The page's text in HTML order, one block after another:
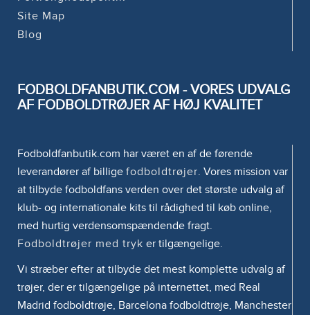
Site Map
Blog
FODBOLDFANBUTIK.COM - VORES UDVALG
AF FODBOLDTRØJER AF HØJ KVALITET
Fodboldfanbutik.com har været en af de førende
leverandører af billige fodboldtrøjer. Vores mission var
at tilbyde fodboldfans verden over det største udvalg af
klub- og internationale kits til rådighed til køb online,
med hurtig verdensomspændende fragt.
Fodboldtrøjer med tryk er tilgængelige.
Vi stræber efter at tilbyde det mest komplette udvalg af
trøjer, der er tilgængelige på internettet, med Real
Madrid fodboldtrøje, Barcelona fodboldtrøje, Manchester